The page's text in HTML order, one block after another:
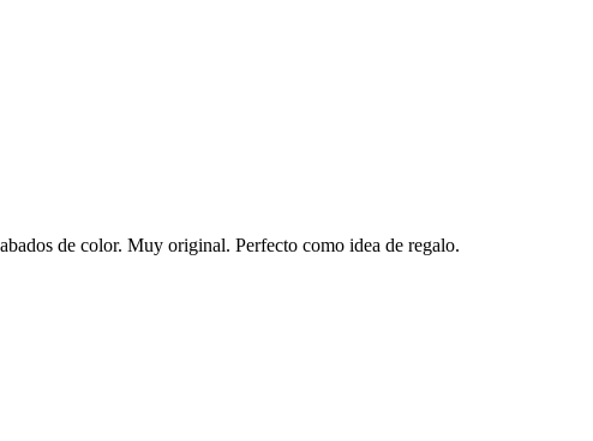
de color. Muy original. Perfecto como idea de regalo.